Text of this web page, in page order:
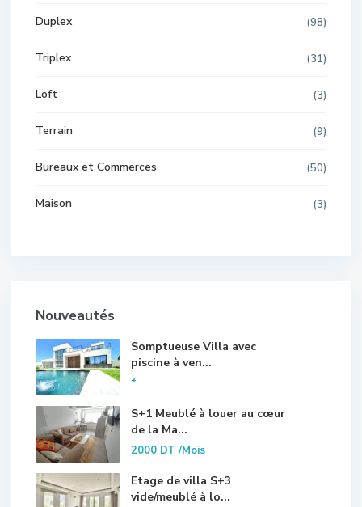
Duplex (98)
Triplex (31)
Loft (3)
Terrain (9)
Bureaux et Commerces (50)
Maison (3)
Nouveautés
Somptueuse Villa avec
piscine à ven...
*
S+1 Meublé à louer au cœur
de la Ma...
2000 DT/Mois
Etage de villa S+3
vide/meublé à lo...